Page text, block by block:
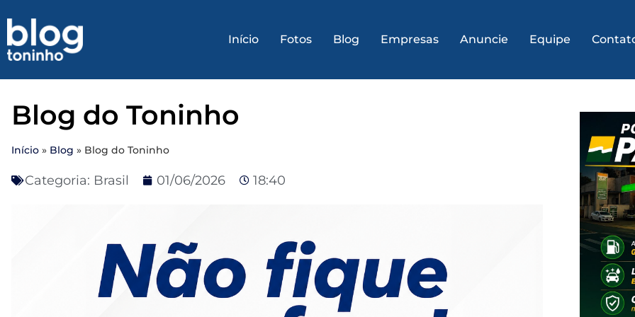
Início Fotos Blog Empresas Anuncie Equipe
Blog do Toninho
Início » Blog » Blog do Toninho
Categoria: Brasil 01/06/2026 18:40